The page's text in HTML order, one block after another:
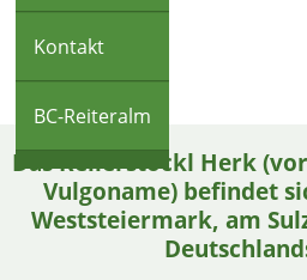
Kontakt
BC-Reiteralm
Das Kellerstöckl Herk
Vulgoname) befindet
Weststeiermark, am